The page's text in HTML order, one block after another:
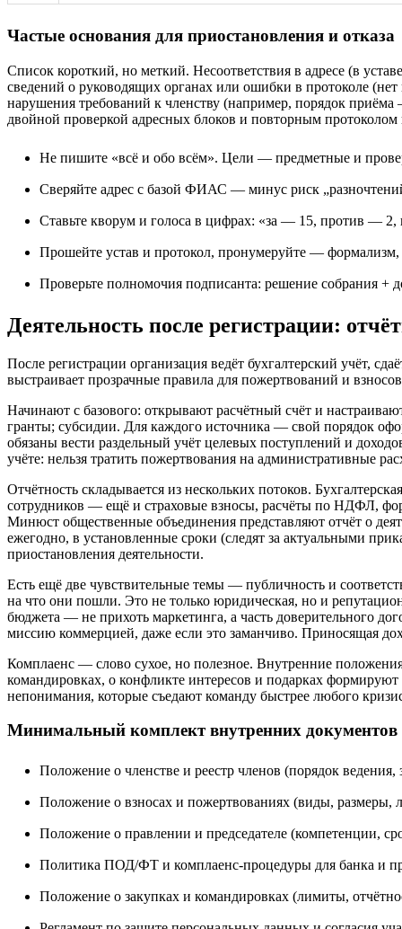
Частые основания для приостановления и отказа
Список короткий, но меткий. Несоответствия в адресе (в
сведений о руководящих органах или ошибки в протоколе
нарушения требований к членству (например, порядок
двойной проверкой адресных блоков и повторным протоколом
Не пишите «всё и обо всём». Цели — предметные и
Сверяйте адрес с базой ФИАС — минус риск
Ставьте кворум и голоса в цифрах: «за — 15, против —
Прошейте устав и протокол, пронумеруйте — формализм,
Проверьте полномочия подписанта: решение собрания +
Деятельность после регистрации:
После регистрации организация ведёт бухгалтерский учёт,
выстраивает прозрачные правила для пожертвований и
Начинают с базового: открывают расчётный счёт и
гранты; субсидии. Для каждого источника — свой порядок
обязаны вести раздельный учёт целевых поступлений и
учёте: нельзя тратить пожертвования на административные
Отчётность складывается из нескольких потоков.
сотрудников — ещё и страховые взносы, расчёты по НДФЛ,
Минюст общественные объединения представляют отчёт о
ежегодно, в установленные сроки (следят за актуальными
приостановления деятельности.
Есть ещё две чувствительные темы — публичность и
на что они пошли. Это не только юридическая, но и
бюджета — не прихоть маркетинга, а часть доверительного
миссию коммерцией, даже если это заманчиво. Приносящая
Комплаенс — слово сухое, но полезное. Внутренние
командировках, о конфликте интересов и подарках
непонимания, которые съедают команду быстрее любого
Минимальный комплект внутренних документов
Положение о членстве и реестр членов (порядок
Положение о взносах и пожертвованиях (виды, размеры,
Положение о правлении и председателе (компетенции,
Политика ПОД/ФТ и комплаенс‑процедуры для банка и
Положение о закупках и командировках (лимиты,